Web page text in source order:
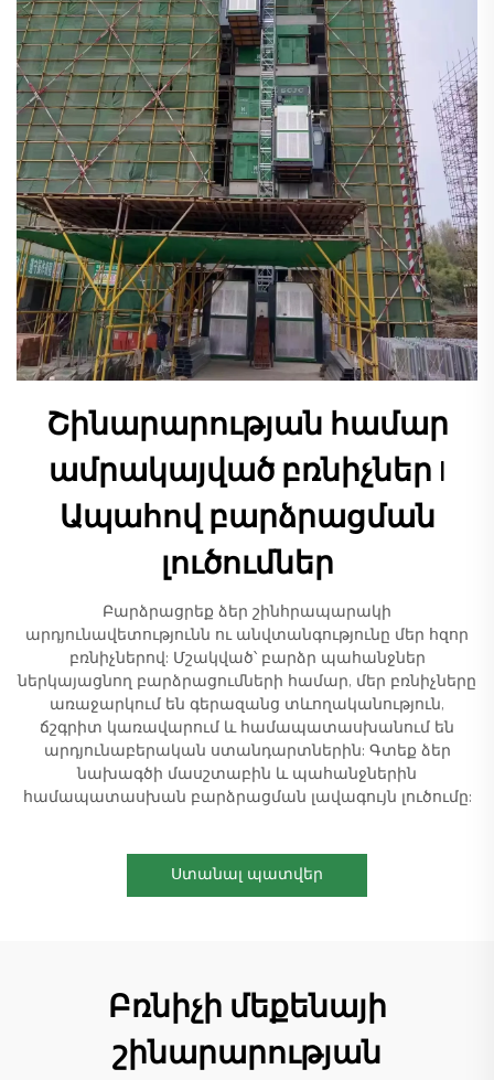
Շինարարության համար
ամրակայված բռնիչներ |
Ապահով բարձրացման
լուծումներ
Բարձրացրեք ձեր շինհրապարակի
արդյունավետությունն ու անվտանգությունը մեր հզոր
բռնիչներով: Մշակված՝ բարձր պահանջներ
ներկայացնող բարձրացումների համար, մեր բռնիչները
առաջարկում են գերազանց տևողականություն,
ճշգրիտ կառավարում և համապատասխանում են
արդյունաբերական ստանդարտներին: Գտեք ձեր
նախագծի մասշտաբին և պահանջներին
համապատասխան բարձրացման լավագույն լուծումը:
Ստանալ պատվեր
Բռնիչի մեքենայի
շինարարության